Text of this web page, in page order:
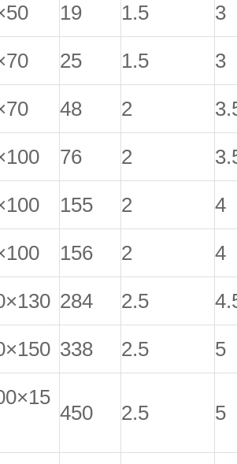
19 1.5 3
25 1.5 3
48 2
76 2
155 2 4
156 2 4
284 2.5
338 2.5 5
450 2.5 5